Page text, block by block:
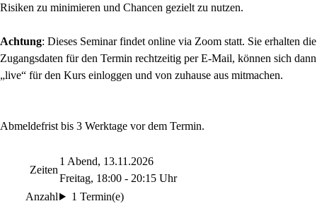
Risiken zu minimieren und Chancen gezielt zu nutzen.
Achtung: Dieses Seminar findet online via Zoom statt. Sie erhalten die
Zugangsdaten für den Termin rechtzeitig per E-Mail, können sich dann
„live“ für den Kurs einloggen und von zuhause aus mitmachen.
Abmeldefrist bis 3 Werktage vor dem Termin.
Zeiten
1 Abend, 13.11.2026
Freitag, 18:00 - 20:15 Uhr
Anzahl
1 Termin(e)